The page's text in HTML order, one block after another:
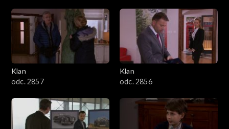
Klan
odc. 2857
Klan
odc. 2856